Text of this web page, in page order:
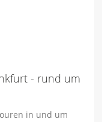
- rund um
in und um